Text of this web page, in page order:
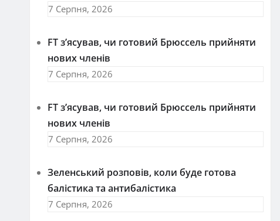
7 Серпня, 2026
FT зʼясував, чи готовий Брюссель прийняти
нових членів
7 Серпня, 2026
FT зʼясував, чи готовий Брюссель прийняти
нових членів
7 Серпня, 2026
Зеленський розповів, коли буде готова
балістика та антибалістика
7 Серпня, 2026